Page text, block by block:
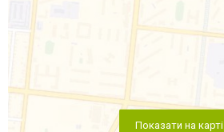
Показати на карті